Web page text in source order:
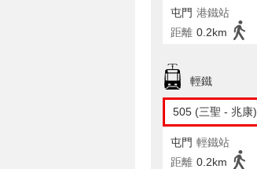
屯門 港鐵站
距離 0.2km
輕鐵
505 (三聖 - 兆康)
屯門 輕鐵站
距離 0.2km